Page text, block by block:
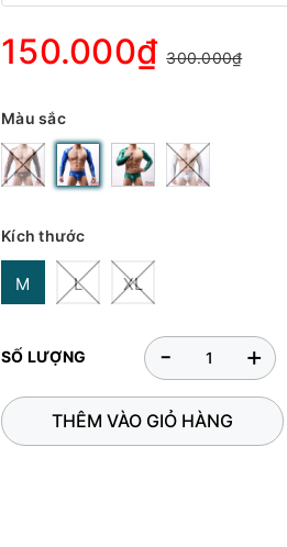
150.000₫ 300.000₫
Màu sắc
Kích thước
M L XL
SỐ LƯỢNG +
-
THÊM VÀO GIỎ HÀNG